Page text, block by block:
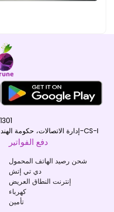
إدارة الاتصالات، حكومة الهند، رقم الموافقة 808-07 /2021-CS-I
دفع الفواتير
شحن رصيد الهاتف المحمول
دي تي إتش
إنترنت النطاق العريض
كهرباء
تأمين